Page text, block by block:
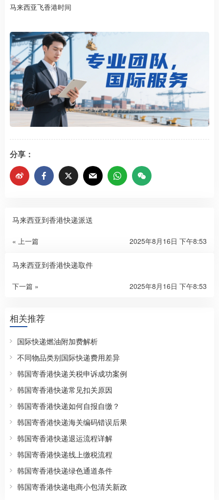
马来西亚飞香港时间
分享：
马来西亚到香港快递派送
« 上一篇 2025年8月16日 下午8:53
马来西亚到香港快递取件
下一篇 » 2025年8月16日 下午8:53
相关推荐
国际快递燃油附加费解析
不同物品类别国际快递费用差异
韩国寄香港快递关税申诉成功案例
韩国寄香港快递常见扣关原因
韩国寄香港快递如何自报自缴？
韩国寄香港快递海关编码错误后果
韩国寄香港快递退运流程详解
韩国寄香港快递线上缴税流程
韩国寄香港快递绿色通道条件
韩国寄香港快递电商小包清关新政